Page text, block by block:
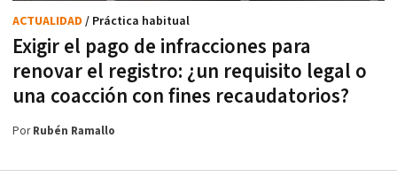
Exigir el pago de infracciones para
renovar el registro: ¿un requisito legal o
una coacción con fines recaudatorios?
ACTUALIDAD / Práctica habitual
PorRubén Ramallo